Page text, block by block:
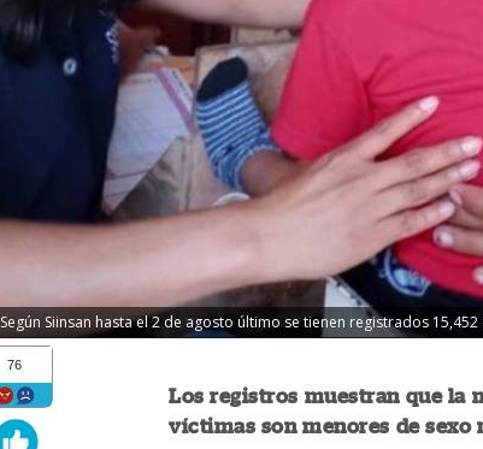
Según Siinsan hasta el 2 de agosto último se tienen registrados
76
Los registros muestran que la
víctimas son menores de sexo